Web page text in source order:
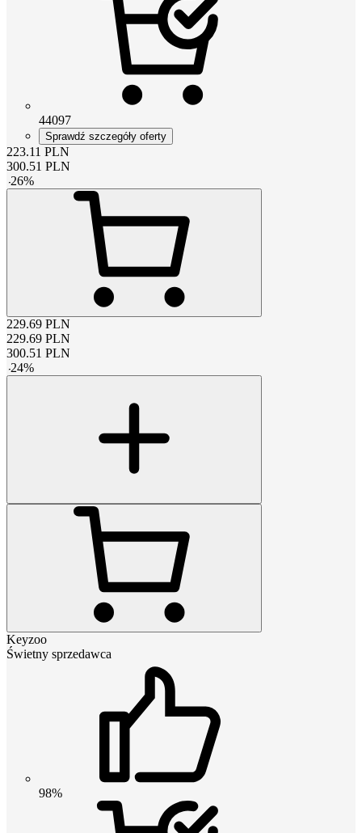
44097
Sprawdź szczegóły oferty
223.11 PLN
300.51 PLN
-26%
229.69 PLN
229.69 PLN
300.51 PLN
-24%
Keyzoo
Świetny sprzedawca
98%